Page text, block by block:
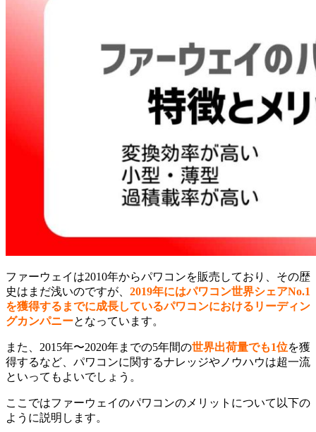
ファーウェイは2010年からパワコンを販売しており、その歴
史はまだ浅いのですが、 2019年にはパワコン世界シェアNo.1
を獲得するまでに成長しているパワコンにおけるリーディン
グカンパニーとなっています。
また、2015年〜2020年までの5年間の世界出荷量でも1位を獲
得するなど、パワコンに関するナレッジやノウハウは超一流
といってもよいでしょう。
ここではファーウェイのパワコンのメリットについて以下の
ように説明します。